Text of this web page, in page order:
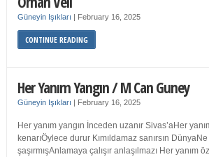
Güneyin Işıkları | February 16, 2025
CONTINUE READING
Her Yanım Yangın / M Can Guney
Güneyin Işıkları | February 16, 2025
Her yanım yangın İnceden uzanır Sivas’aHer
kenarıÖylece durur Kımıldamaz sanırsın DünyaNe
şaşırmışAnlamaya çalışır anlaşılmazı Her yanım